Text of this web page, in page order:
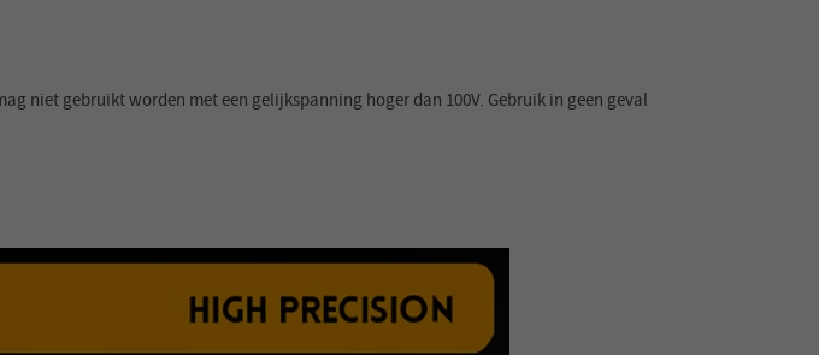
niet gebruikt worden met een gelijkspanning hoger dan 100V. Gebruik in geen geval